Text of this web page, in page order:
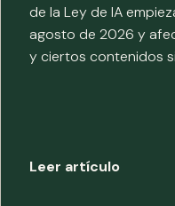
de la Ley de IA
agosto de 2026 y
y ciertos contenidos
Leer artículo